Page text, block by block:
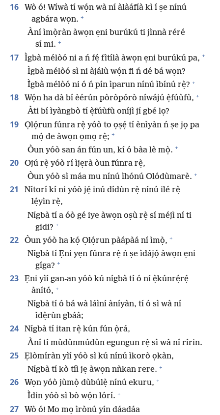
16
Wò ó! Wíwà tí wọ́n wà ní àlàáfíà kì í ṣe nínú
agbára wọn. +
Àní ìmọ̀ràn àwọn ẹni burúkú ti jìnnà réré
sí mi. +
17 Ìgbà mélòó ni a ń fẹ́ fìtílà àwọn ẹni burúkú pa, +
Ìgbà mélòó sì ni àjálù wọ́n fi ń dé bá wọn?
Ìgbà mélòó ni ó ń pín ìparun nínú ìbínú rẹ̀? +
18 Wọ́n ha dà bí èérún pòròpórò níwájú ẹ̀fúùfù, +
Àti bí ìyàngbò tí ẹ̀fúùfù oníjì jí gbé lọ?
19
Ọlọ́run fúnra rẹ̀ yóò to ọṣẹ́ tí ènìyàn ń ṣe jọ pa
mọ́ de àwọn ọmọ rẹ̀; +
Òun yóò san án fún un, kí ó bàa lè mọ̀. +
20
Ojú rẹ̀ yóò rí ìjẹrà òun fúnra rẹ̀,
Òun yóò sì máa mu nínú ìhónú Olódùmarè. +
21
Nítorí kí ni yóò jẹ́ inú dídùn rẹ̀ nínú ilé rẹ̀
lẹ́yìn rẹ̀,
Nígbà tí a óò gé iye àwọn oṣù rẹ̀ sí méjì ní ti
gidi? +
22 Òun yóò ha kọ́ Ọlọ́run pàápàá ní ìmọ̀, +
Nígbà tí Ẹni yẹn fúnra rẹ̀ ń ṣe ìdájọ́ àwọn ẹni
gíga? +
23
Ẹni yìí gan-an yóò kú nígbà tí ó ní ẹ̀kúnrẹ́rẹ́
ànító, +
Nígbà tí ó bá wà láìní àníyàn, tí ó sì wà ní
ìdẹ̀rùn gbáà;
24
Nígbà tí itan rẹ̀ kún fún ọ̀rá,
Àní tí mùdùnmúdùn egungun rẹ̀ sì wà ní rírin.
25
Ẹlòmíràn yìí yóò sì kú nínú ìkorò ọkàn,
Nígbà tí kò tíì jẹ àwọn nǹkan rere. +
26 Wọn yóò jùmọ̀ dùbúlẹ̀ nínú ekuru, +
Ìdin yóò sì bò wọ́n lórí. +
27 Wò ó! Mo mọ ìrònú yín dáadáa